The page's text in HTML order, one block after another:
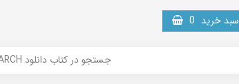
سبد خرید 0
SEARCH جستجو در کتاب دانلود